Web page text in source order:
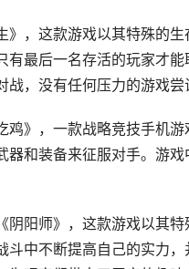
》，这款游戏以其特殊的
有最后一名存活的玩家才
战，没有任何压力的游戏尝
鸡》，一款战略竞技手机
器和装备来征服对手。游
阴阳师》，这款游戏以其
斗中不断提高自己的实力